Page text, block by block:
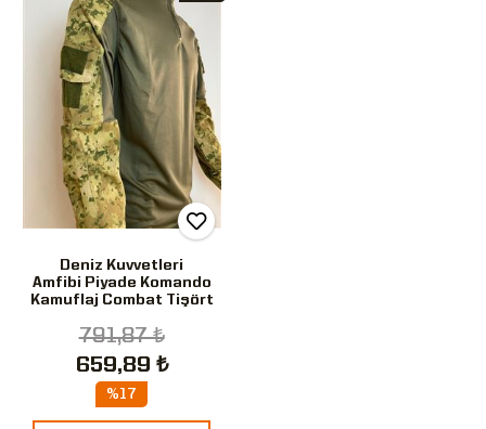
Deniz Kuvvetleri
Amfibi Piyade Komando
Kamuflaj Combat Tişört
791,87 ₺
659,89 ₺
%17